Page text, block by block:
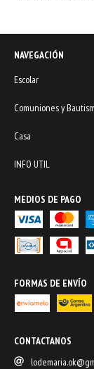
NAVEGACIÓN
Escolar
Comuniones y
Casa
INFO UTIL
MEDIOS DE PAGO
FORMAS DE ENVÍO
CONTACTANOS